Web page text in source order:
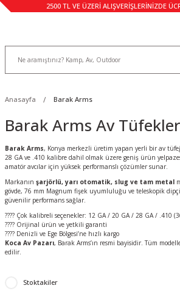
2500 TL VE ÜZERİ ALIŞVERİŞLERİNİZDE
Anasayfa Barak Arms
Barak Arms Av
Barak Arms, Konya merkezli üretim yapan yerli bir av
28 GA ve .410 kalibre dahil olmak üzere geniş ürün
amatör avcılar için yüksek performanslı çözümler sunar.
Markanın şarjörlü, yarı otomatik, slug ve tam metal
gövde, 76 mm Magnum fişek uyumluluğu ve teleskopik
güvenilir performans sağlar.
???? Çok kalibreli seçenekler: 12 GA / 20 GA / 28 GA / .410
???? Orijinal ürün ve yetkili garanti
???? Denizli ve Ege Bölgesi’ne hızlı kargo
Koca Av Pazarı, Barak Arms’ın resmi bayisidir. Tüm
edilir.
Stoktakiler